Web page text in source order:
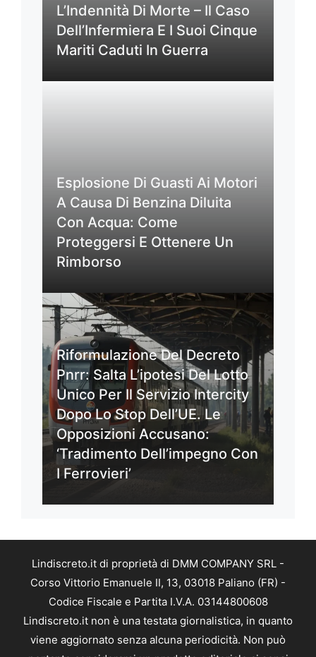
L’Indennità Di Morte – Il Caso
Dell’Infermiera E I Suoi Cinque
Mariti Caduti In Guerra
Esplosione Di Guasti Ai Motori
A Causa Di Benzina Diluita
Con Acqua: Come
Proteggersi E Ottenere Un
Rimborso
Riformulazione Del Decreto
Pnrr: Salta L’ipotesi Del Lotto
Unico Per Il Servizio Intercity
Dopo Lo Stop Dell’UE. Le
Opposizioni Accusano:
‘Tradimento Dell’impegno Con
I Ferrovieri’
Lindiscreto.it di proprietà di DMM COMPANY SRL -
Corso Vittorio Emanuele II, 13, 03018 Paliano (FR) -
Codice Fiscale e Partita I.V.A. 03144800608
Lindiscreto.it non è una testata giornalistica, in quanto
viene aggiornato senza alcuna periodicità. Non può